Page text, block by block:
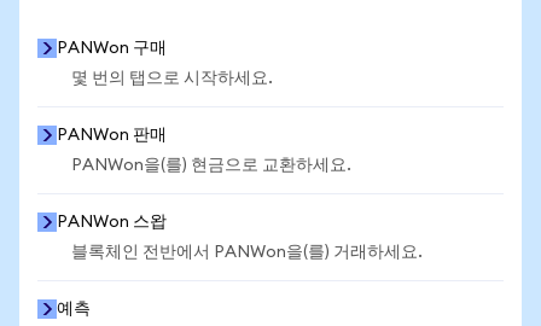
PANWon 구매
몇 번의 탭으로 시작하세요.
PANWon 판매
PANWon을(를) 현금으로 교환하세요.
PANWon 스왑
블록체인 전반에서 PANWon을(를) 거래하세요.
예측